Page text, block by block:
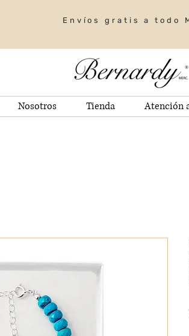
Envíos gratis a todo
Nosotros Tienda Atención